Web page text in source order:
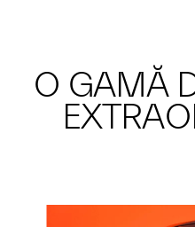
O GAMĂ